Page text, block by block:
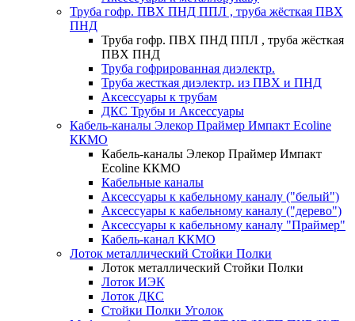
Труба гофр. ПВХ ПНД ППЛ , труба жёсткая ПВХ
ПНД
Труба гофр. ПВХ ПНД ППЛ , труба жёсткая
ПВХ ПНД
Труба гофрированная диэлектр.
Труба жесткая диэлектр. из ПВХ и ПНД
Аксессуары к трубам
ДКС Трубы и Аксессуары
Кабель-каналы Элекор Праймер Импакт Ecoline
ККМО
Кабель-каналы Элекор Праймер Импакт
Ecoline ККМО
Кабельные каналы
Аксессуары к кабельному каналу ("белый")
Аксессуары к кабельному каналу ("дерево")
Аксессуары к кабельному каналу "Праймер"
Кабель-канал ККМО
Лоток металлический Стойки Полки
Лоток металлический Стойки Полки
Лоток ИЭК
Лоток ДКС
Стойки Полки Уголок